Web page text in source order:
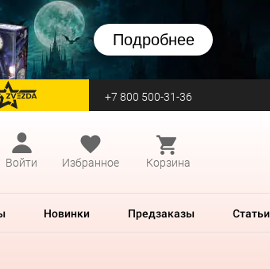
Подробнее
перейти на Zvezda +7 800 500-31-36
Войти
Избранное Корзина
Новинки Предзаказы Статьи